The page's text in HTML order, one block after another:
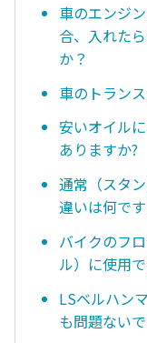
車のエンジ
合、入れた
か？
車のトラン
安いオイル
ありますか?
通常（スタ
違いは何で
バイクのフ
ル）に使用
LSベルハン
も問題ない